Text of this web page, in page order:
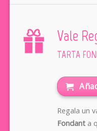
Vale
TARTA
Regala un
Fondanta